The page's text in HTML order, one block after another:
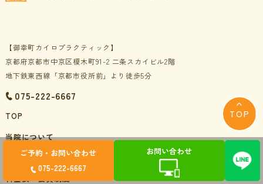
ご予約・お問い合わせ
075-222-6667
お問い合わせ
【御幸町カイロプラクティック】
京都府京都市中京区榎木町91-2 二条スカイビル2階
地下鉄東西線「京都市役所前」より徒歩5分
075-222-6667
TOP
当院について
初めての方へ
料金表・会員制度
TOP